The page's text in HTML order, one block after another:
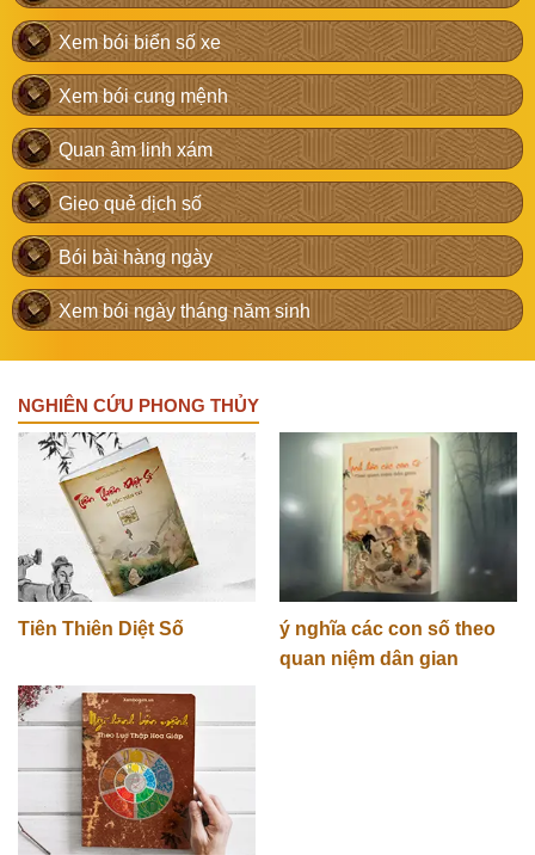
Xem bói biển số xe
Xem bói cung mệnh
Quan âm linh xám
Gieo quẻ dịch số
Bói bài hàng ngày
Xem bói ngày tháng năm sinh
NGHIÊN CỨU PHONG THỦY
Tiên Thiên Diệt Số
ý nghĩa các con số theo
quan niệm dân gian